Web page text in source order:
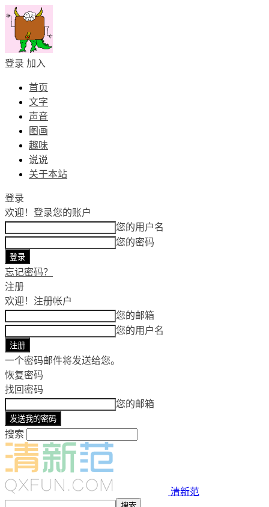
登录 加入
首页
文字
声音
图画
趣味
说说
关于本站
登录
欢迎！ 登录您的账户
您的用户名
您的密码
忘记密码？
注册
欢迎！ 注册帐户
您的邮箱
您的用户名
一个密码邮件将发送给您。
恢复密码
找回密码
您的邮箱
搜索
清新范